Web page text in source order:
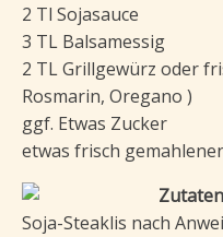
2 Tl Sojasauce
3 TL Balsamessig
2 TL Grillgewürz oder
Rosmarin, Oregano )
ggf. Etwas Zucker
etwas frisch
Zutaten
Soja-Steaklis nach